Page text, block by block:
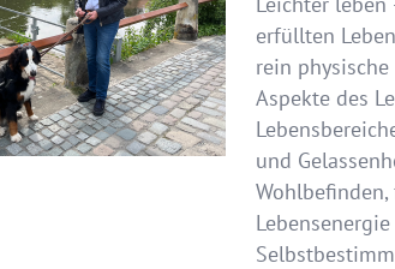
erfüllten
rein
Aspekte des
und